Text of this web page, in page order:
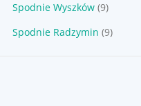
Spodnie Wyszków (9)
Spodnie Radzymin (9)